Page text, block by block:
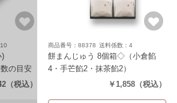
)
数の目安
（税込）
商品番号：88378 送料係数：4
餅まんじゅう 8個箱◇（小倉餡
4・手芒餡2・抹茶餡2）
￥1,858 （税込）